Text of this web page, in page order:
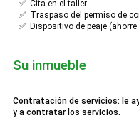
✅ Cita en el taller
✅ Traspaso del permiso de
✅ Dispositivo de peaje
Su inmueble
Contratación de servicios: le
y a contratar los servicios.